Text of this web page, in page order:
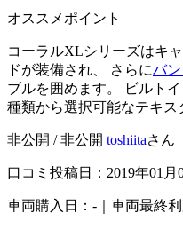
オススメポイント
コーラルXLシリーズはキ
ドが装備され、 さらにバン
ブルを囲めます。 ビルト
種類から選択可能なテキス
非公開 / 非公開 toshiitaさん
口コミ投稿日：2019年01月
車両購入日：-｜車両最終